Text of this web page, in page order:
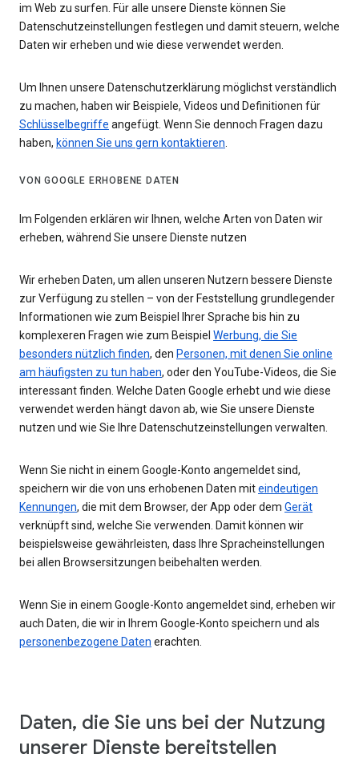
im Web zu surfen. Für alle unsere Dienste können Sie
Datenschutzeinstellungen festlegen und damit steuern, welche
Daten wir erheben und wie diese verwendet werden.
Um Ihnen unsere Datenschutzerklärung möglichst verständlich
zu machen, haben wir Beispiele, Videos und Definitionen für
Schlüsselbegriffe angefügt. Wenn Sie dennoch Fragen dazu
haben, können Sie uns gern kontaktieren.
VON GOOGLE ERHOBENE DATEN
Im Folgenden erklären wir Ihnen, welche Arten von Daten wir
erheben, während Sie unsere Dienste nutzen
Wir erheben Daten, um allen unseren Nutzern bessere Dienste
zur Verfügung zu stellen – von der Feststellung grundlegender
Informationen wie zum Beispiel Ihrer Sprache bis hin zu
komplexeren Fragen wie zum Beispiel Werbung, die Sie
besonders nützlich finden, den Personen, mit denen Sie online
am häufigsten zu tun haben, oder den YouTube-Videos, die Sie
interessant finden. Welche Daten Google erhebt und wie diese
verwendet werden hängt davon ab, wie Sie unsere Dienste
nutzen und wie Sie Ihre Datenschutzeinstellungen verwalten.
Wenn Sie nicht in einem Google-Konto angemeldet sind,
speichern wir die von uns erhobenen Daten miteindeutigen
Kennungen, die mit dem Browser, der App oder dem Gerät
verknüpft sind, welche Sie verwenden. Damit können wir
beispielsweise gewährleisten, dass Ihre Spracheinstellungen
bei allen Browsersitzungen beibehalten werden.
Wenn Sie in einem Google-Konto angemeldet sind, erheben wir
auch Daten, die wir in Ihrem Google-Konto speichern und als
personenbezogene Daten erachten.
Daten, die Sie uns bei der Nutzung
unserer Dienste bereitstellen